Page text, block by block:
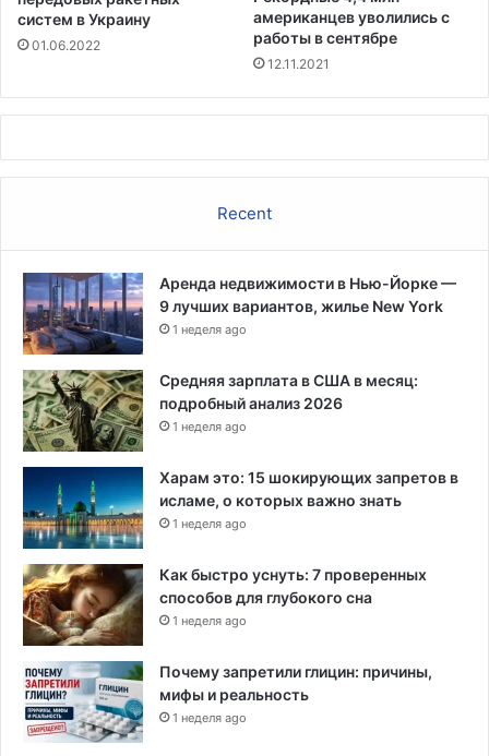
а
и
б
о
с
т
ь
ю
в
а
к
ц
и
н
и
р
о
в
н
ы
о
систем в Украину
01.06.2022
американцев уволились с
работы в сентябре
12.11.2021
Recent
Аренда недвижимости в Нью-Йорке —
9 лучших вариантов, жилье New York
1 неделя ago
Средняя зарплата в США в месяц:
подробный анализ 2026
1 неделя ago
Харам это: 15 шокирующих запретов в
исламе, о которых важно знать
1 неделя ago
Как быстро уснуть: 7 проверенных
способов для глубокого сна
1 неделя ago
Почему запретили глицин: причины,
мифы и реальность
1 неделя ago